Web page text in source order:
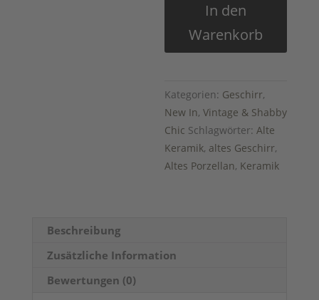
Suppenteller
Frankreich
blauem
Dekor
Menge
In den
Warenkorb
Kategorien: Geschirr,
New In,Vintage & Shabby
Chic Schlagwörter:Alte
Keramik, altes Geschirr,
Altes Porzellan, Keramik
Beschreibung
Zusätzliche Information
Bewertungen (0)